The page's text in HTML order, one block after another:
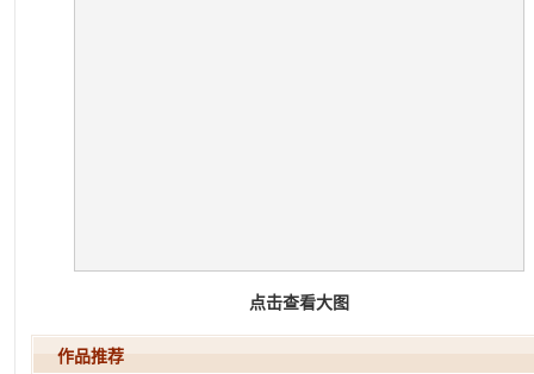
点击查看大图
作品推荐